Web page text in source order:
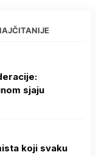
sjaju
koji svaku